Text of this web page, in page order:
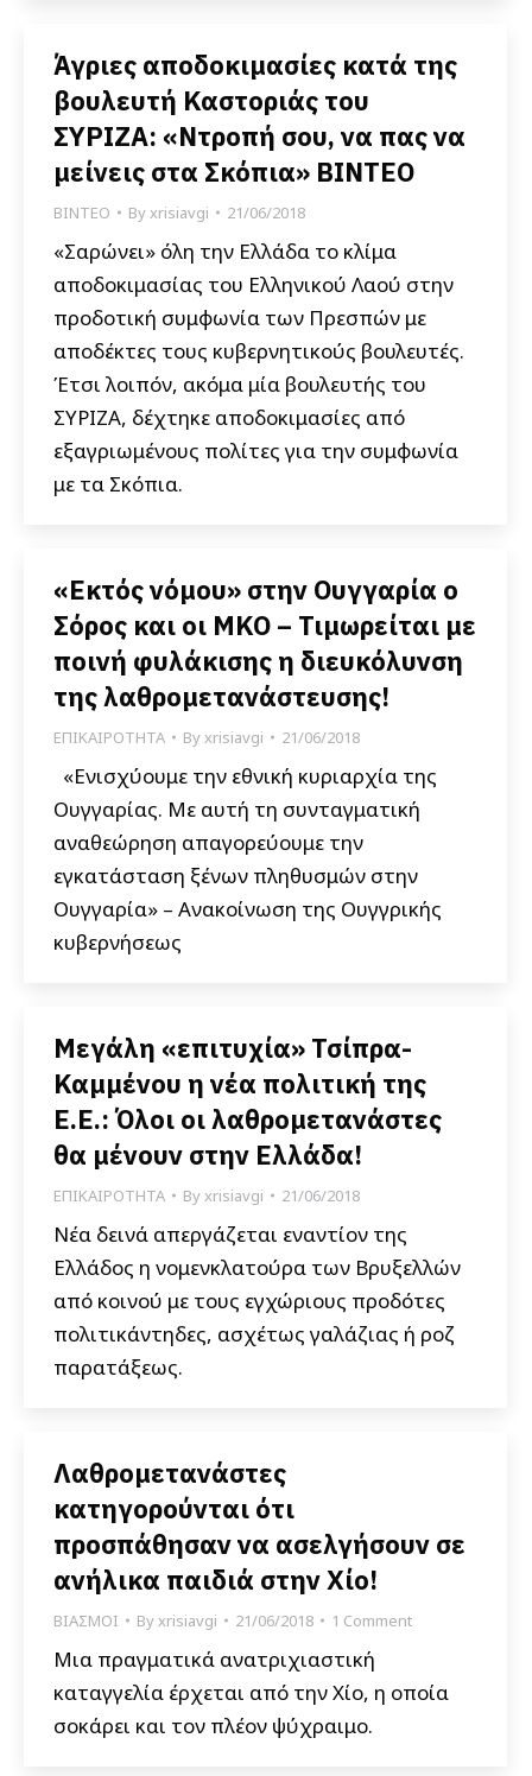
Άγριες αποδοκιμασίες κατά της
βουλευτή Καστοριάς του
ΣΥΡΙΖΑ: «Ντροπή σου, να πας να
μείνεις στα Σκόπια» ΒΙΝΤΕΟ
ΒΙΝΤΕΟ Byxrisiavgi 21/06/2018
«Σαρώνει» όλη την Ελλάδα το κλίμα
αποδοκιμασίας του Ελληνικού Λαού στην
προδοτική συμφωνία των Πρεσπών με
αποδέκτες τους κυβερνητικούς βουλευτές.
Έτσι λοιπόν, ακόμα μία βουλευτής του
ΣΥΡΙΖΑ, δέχτηκε αποδοκιμασίες από
εξαγριωμένους πολίτες για την συμφωνία
με τα Σκόπια.
«Εκτός νόμου» στην Ουγγαρία ο
Σόρος και οι ΜΚΟ – Τιμωρείται με
ποινή φυλάκισης η διευκόλυνση
της λαθρομετανάστευσης!
ΕΠΙΚΑΙΡΟΤΗΤΑ Byxrisiavgi 21/06/2018
«Ενισχύουμε την εθνική κυριαρχία της
Ουγγαρίας. Με αυτή τη συνταγματική
αναθεώρηση απαγορεύουμε την
εγκατάσταση ξένων πληθυσμών στην
Ουγγαρία» – Ανακοίνωση της Ουγγρικής
κυβερνήσεως
Μεγάλη «επιτυχία» Τσίπρα-
Καμμένου η νέα πολιτική της
Ε.Ε.: Όλοι οι λαθρομετανάστες
θα μένουν στην Ελλάδα!
ΕΠΙΚΑΙΡΟΤΗΤΑ Byxrisiavgi 21/06/2018
Νέα δεινά απεργάζεται εναντίον της
Ελλάδος η νομενκλατούρα των Βρυξελλών
από κοινού με τους εγχώριους προδότες
πολιτικάντηδες, ασχέτως γαλάζιας ή ροζ
παρατάξεως.
Λαθρομετανάστες
κατηγορούνται ότι
προσπάθησαν να ασελγήσουν σε
ανήλικα παιδιά στην Χίο!
ΒΙΑΣΜΟΙ Byxrisiavgi 21/06/2018 1 Comment
Μια πραγματικά ανατριχιαστική
καταγγελία έρχεται από την Χίο, η οποία
σοκάρει και τον πλέον ψύχραιμο.